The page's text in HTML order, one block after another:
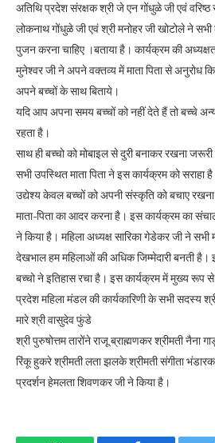
अतिथि प्रदेश संरक्षक श्री जे एन गोंधुळे जी एवं
लोकनाथ गोंधुळे जी एवं श्री मनोहर जी खोटोले ने
पुजन करना चाहिए ।बताया है। कार्यक्रम की
मुनेश्वर जी ने अपने वक्तव्य में माता पिता से अनुरोध
अपने बच्चों के साथ बिताये।
यदि आप अपना समय बच्चों को नहीं देते हैं तो बच्चे
रहता है।
साथ ही बच्चो को मोबाइल से दुरी बनाकर रखना
सभी उपस्थित माता पिता ने इस कार्यक्रम को
उद्येश्य केवल बच्चों को अपनी संस्कृति को बचाए
माता-पिता का आदर करना है। इस कार्यक्रम का
ने किया है। महिला अध्यक्ष सारिका गेडेकर जी ने सभी
देखभाल हम महिलाओं की अधिक जिम्मेदारी बनती है।
बच्चो ने इतिहास रचा है। इस कार्यक्रम में मुख्य रूप से
प्रदेश महिला मंडल की कार्यकारिणी के सभी सदस्य
मारे श्री वासुदेव फुंडे
श्री पुरुषोत्तम तारोंने राजू ब्राह्मणकर श्रीमती नैना
रिंकू हुकरे श्रीमती लता झलके श्रीमती संगीता
प्रदर्शन हेमलता शिवणकर जी ने किया है।